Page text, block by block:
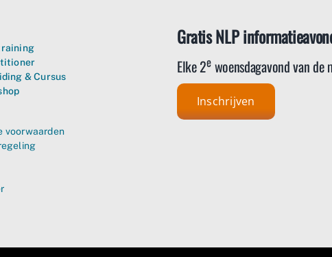
& Cursus
voorwaarden
Gratis NLP
Elke 2ewoensdagavond van de
Inschrijven